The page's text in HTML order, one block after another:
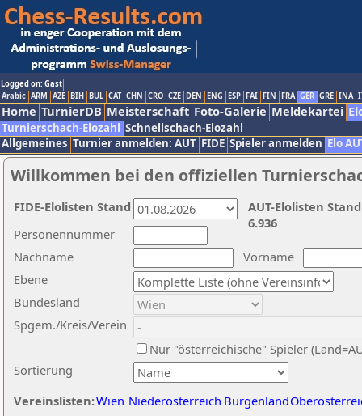
Logged on: Gast
Arabic ARM AZE BIH BUL CAT CHN CRO CZE DEN ENG ESP FAI FIN FRA GER GRE INA
Home TurnierDB Meisterschaft Foto-Galerie Meldekartei
Turnierschach-Elozahl Schnellschach-Elozahl
Allgemeines Turnier anmelden: AUT FIDE Spieler anmelden Elo
Willkommen bei den offiziellen
Nachname
Vorname
Ebene
Sortierung
Personennummer
Bundesland
Spgem./Kreis/Verein
Nur "österreichische" Spieler
Vereinslisten:Wien Niederösterreich Burgenland
AUT-Elolisten
6.936
FIDE-Elolisten Stand